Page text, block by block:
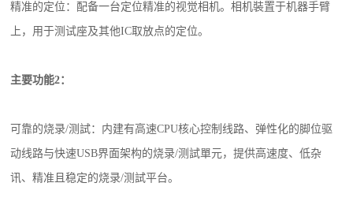
精准的定位：配备一台定位精准的视觉相机。相机裝置于机器手臂
上，用于测试座及其他IC取放点的定位。
主要功能2：
可靠的烧录/测試：内建有高速CPU核心控制线路、弹性化的脚位驱
动线路与快速USB界面架构的烧录/测試單元，提供高速度、低杂
讯、精准且稳定的烧录/测試平台。